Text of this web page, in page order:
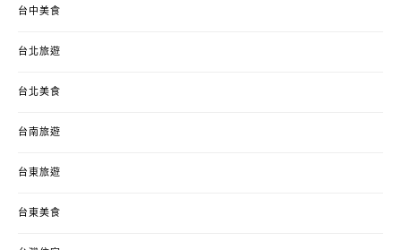
台中美食
台北旅遊
台北美食
台南旅遊
台東旅遊
台東美食